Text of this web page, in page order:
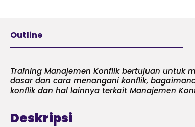
Outline
Training Manajemen Konflik bertujuan untuk
dasar dan cara menangani konflik,
konflik dan hal lainnya terkait Manajemen
Deskripsi